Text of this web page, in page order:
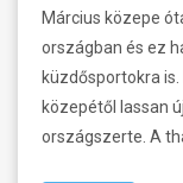
Március közepe
országban és ez
küzdősportokra
közepétől lassan
országszerte. A